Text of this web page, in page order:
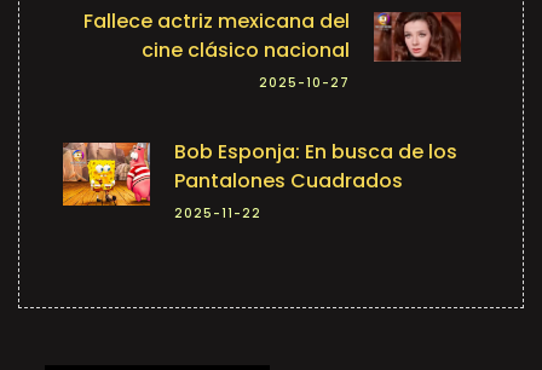
Fallece actriz mexicana del
cine clásico nacional
2025-10-27
Bob Esponja: En busca de los
Pantalones Cuadrados
2025-11-22